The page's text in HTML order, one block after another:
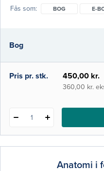
udstrækning
Fås som BOG E-
Bog
e-bog
Pris pr. stk. 450,00 kr.
360,00 kr.
1
Anatomi i